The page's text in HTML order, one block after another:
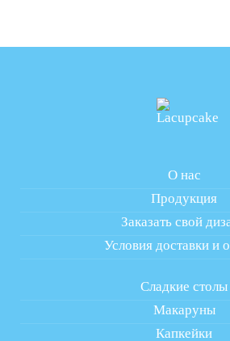
О нас
Продукция
Заказать свой
Условия доставки и
Сладкие столы
Макаруны
Капкейки